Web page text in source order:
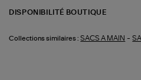
DISPONIBILITÉ BOUTIQUE
Collections similaires : SACS A MAIN -